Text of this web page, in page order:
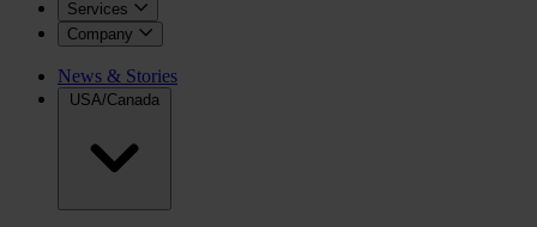
Services
Company
News & Stories
USA/Canada